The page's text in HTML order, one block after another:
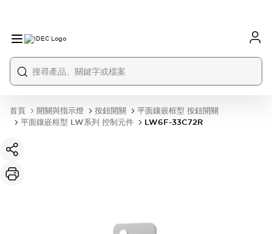
首頁 開關與指示燈 按鈕開關
平面鑲嵌框型 按鈕開關
平面鑲嵌框型 LW系列 控制元件
LW6F-33C72R